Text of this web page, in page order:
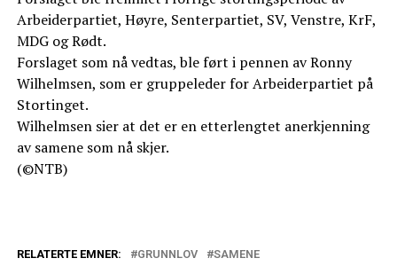
Arbeiderpartiet, Høyre, Senterpartiet, SV, Venstre, KrF,
MDG og Rødt.
Forslaget som nå vedtas, ble ført i pennen av Ronny
Wilhelmsen, som er gruppeleder for Arbeiderpartiet på
Stortinget.
Wilhelmsen sier at det er en etterlengtet anerkjenning
av samene som nå skjer.
(©NTB)
RELATERTE EMNER: GRUNNLOV SAMENE